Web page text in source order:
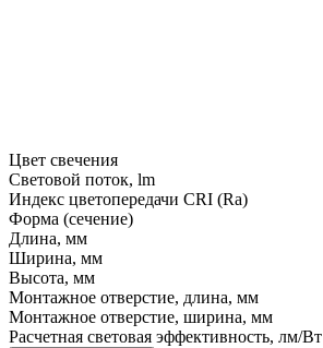
Цвет свечения
Световой поток, lm
Индекс цветопередачи CRI (Ra)
Форма (сечение)
Длина, мм
Ширина, мм
Высота, мм
Монтажное отверстие, длина, мм
Монтажное отверстие, ширина, мм
Расчетная световая эффективность, лм/Вт